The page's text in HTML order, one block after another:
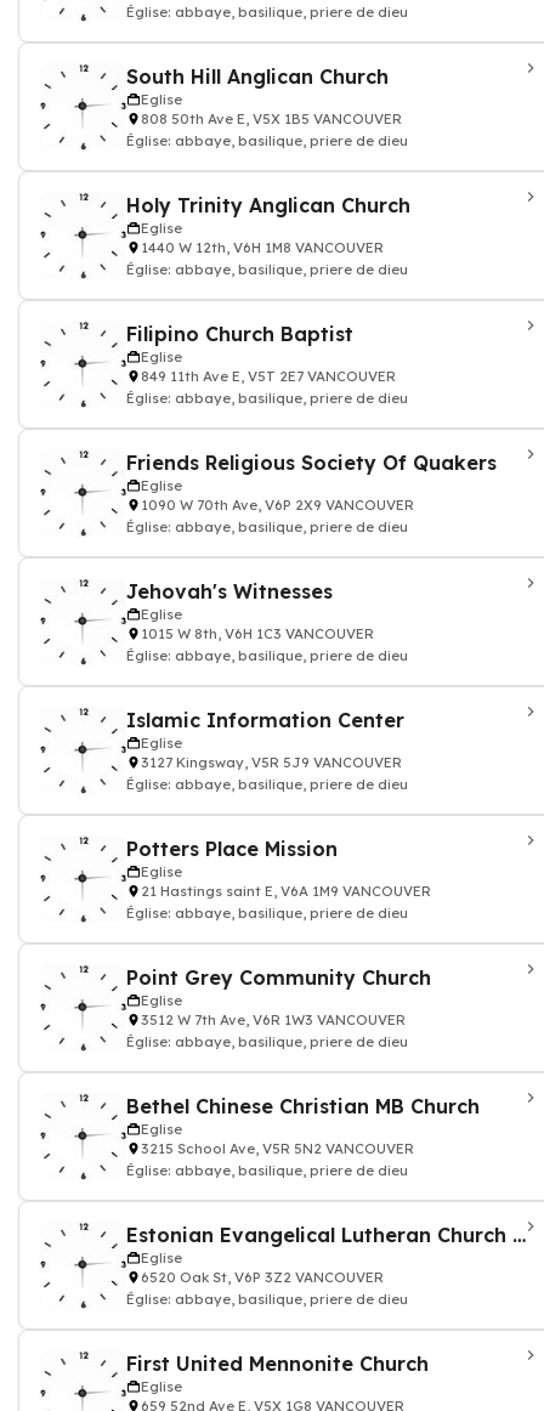
Église: abbaye, basilique, priere de dieu
South Hill Anglican Church
Eglise
808 50th Ave E, V5X 1B5 VANCOUVER
Église: abbaye, basilique, priere de dieu
Holy Trinity Anglican Church
Eglise
1440 W 12th, V6H 1M8 VANCOUVER
Église: abbaye, basilique, priere de dieu
Filipino Church Baptist
Eglise
849 11th Ave E, V5T 2E7 VANCOUVER
Église: abbaye, basilique, priere de dieu
Friends Religious Society Of Quakers
Eglise
1090 W 70th Ave, V6P 2X9 VANCOUVER
Église: abbaye, basilique, priere de dieu
Jehovah's Witnesses
Eglise
1015 W 8th, V6H 1C3 VANCOUVER
Église: abbaye, basilique, priere de dieu
Islamic Information Center
Eglise
3127 Kingsway, V5R 5J9 VANCOUVER
Église: abbaye, basilique, priere de dieu
Potters Place Mission
Eglise
21 Hastings saint E, V6A 1M9 VANCOUVER
Église: abbaye, basilique, priere de dieu
Point Grey Community Church
Eglise
3512 W 7th Ave, V6R 1W3 VANCOUVER
Église: abbaye, basilique, priere de dieu
Bethel Chinese Christian MB Church
Eglise
3215 School Ave, V5R 5N2 VANCOUVER
Église: abbaye, basilique, priere de dieu
Estonian Evangelical Lutheran Church Of St Peter
Eglise
6520 Oak St, V6P 3Z2 VANCOUVER
Église: abbaye, basilique, priere de dieu
First United Mennonite Church
Eglise
659 52nd Ave E, V5X 1G8 VANCOUVER